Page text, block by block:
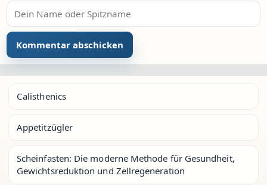
Calisthenics
Appetitzügler
Scheinfasten: Die moderne Methode für Gesundheit,
Gewichtsreduktion und Zellregeneration